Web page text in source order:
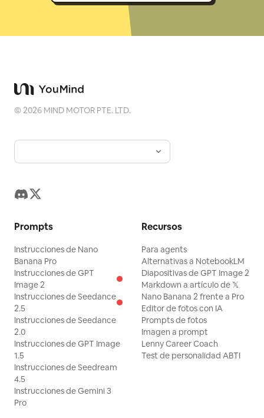
©2026 MIND MOTOR PTE. LTD.
Prompts
Instrucciones de Nano
Banana Pro
Instrucciones de GPT
Image 2
Instrucciones de Seedance
2.5
Instrucciones de Seedance
2.0
Instrucciones de GPT Image
1.5
Instrucciones de Seedream
4.5
Instrucciones de Gemini 3
Pro
Recursos
Para agents
Alternativas a NotebookLM
Diapositivas de GPT Image 2
Markdown a artículo de 𝕏
Nano Banana 2 frente a Pro
Editor de fotos con IA
Prompts de fotos
Imagen a prompt
Lenny Career Coach
Test de personalidad ABTI